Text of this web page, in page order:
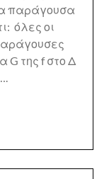
παράγουσα
όλες οι
G της f στο Δ